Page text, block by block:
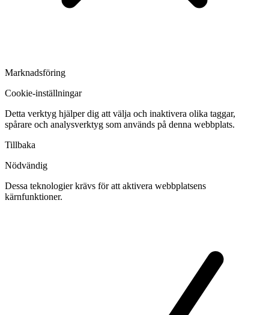
Marknadsföring
Cookie-inställningar
Detta verktyg hjälper dig att välja och inaktivera olika taggar,
spårare och analysverktyg som används på denna webbplats.
Tillbaka
Nödvändig
Dessa teknologier krävs för att aktivera webbplatsens
kärnfunktioner.